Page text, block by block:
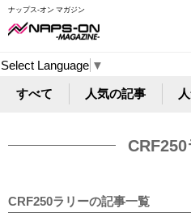
ナップス-オン マガジン
Select Language ▼
すべて 人気の記事
CRF250ラリーの記事一覧